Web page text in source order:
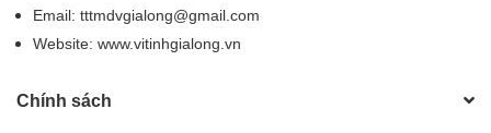
Email: tttmdvgialong@gmail.com
Website: www.vitinhgialong.vn
Chính sách